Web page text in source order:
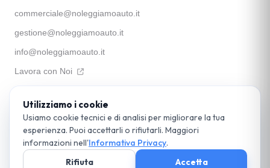
commerciale@noleggiamoauto.it
gestione@noleggiamoauto.it
info@noleggiamoauto.it
Lavora con Noi
Apophis SRL
Via Santa Teresa a Chiaia, 39 — 80121 Napoli
© 2026 noleggiamoauto.it. Parte del Gruppo Apophis. Tutti i diritti riservati.
DPO:dpo@apophis.itCookie Policy
Utilizziamo i cookie
Usiamo cookie tecnici e di analisi per migliorare la tua
esperienza. Puoi accettarli o rifiutarli. Maggiori
informazioni nell'Informativa Privacy.
Rifiuta
Accetta